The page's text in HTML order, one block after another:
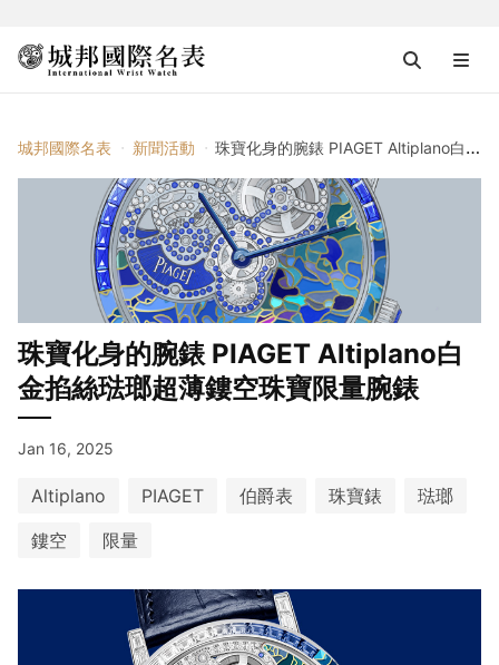
城邦國際名表 新聞活動 珠寶化身的腕錶 PIAGET Altiplano白金掐絲琺瑯超薄鏤空珠寶限量腕錶
珠寶化身的腕錶 PIAGET Altiplano白
金掐絲琺瑯超薄鏤空珠寶限量腕錶
Jan 16, 2025
Altiplano PIAGET 伯爵表 珠寶錶
琺瑯
鏤空
限量